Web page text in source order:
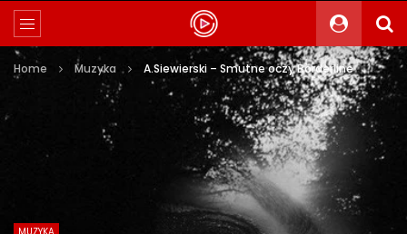
Home Muzyka A.Siewierski – Smutne oczy Borderline